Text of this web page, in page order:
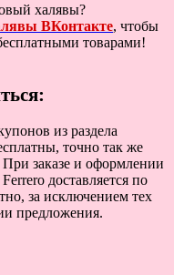
халявы?
ВКонтакте, чтобы
товарами!
из раздела
точно так же
заказе и оформлении
доставляется по
за исключением тех
предложения.